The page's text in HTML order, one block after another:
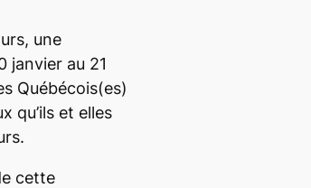
une
janvier au 21
Québécois(es)
qu’ils et elles
cette